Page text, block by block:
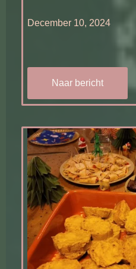
December 10, 2024
Naar bericht